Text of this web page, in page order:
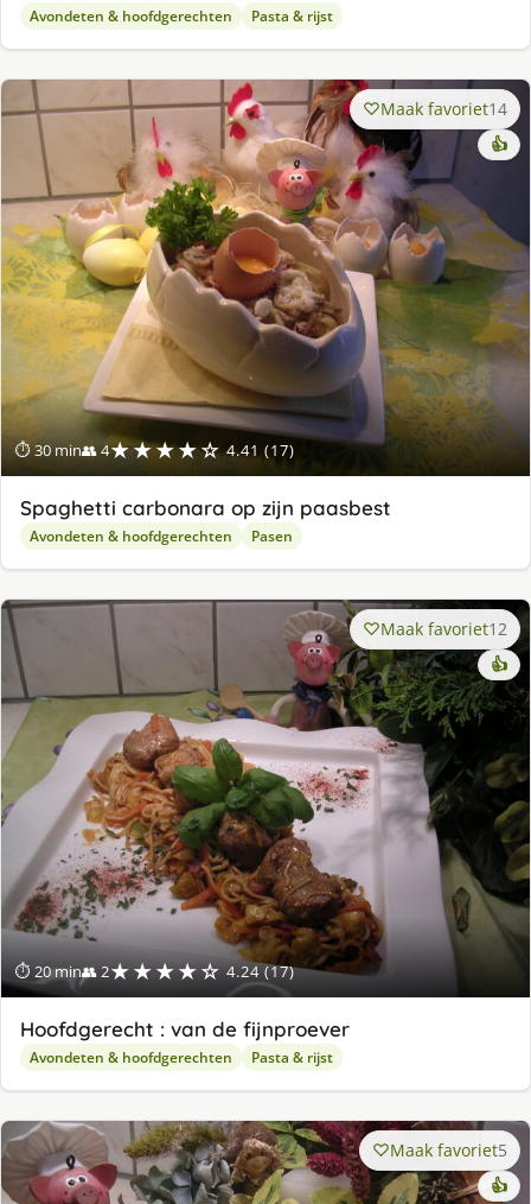
Avondeten & hoofdgerechten Pasta & rijst
⏱ 30 min👥 4★★★★☆ 4.41 (17)
Maak favoriet14
👍
Spaghetti carbonara op zijn paasbest
Avondeten & hoofdgerechten Pasen
⏱ 20 min👥 2★★★★☆ 4.24 (17)
Maak favoriet12
👍
Hoofdgerecht : van de fijnproever
Avondeten & hoofdgerechten Pasta & rijst
Maak favoriet5
👍